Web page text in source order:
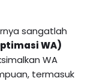
sangatlah
WA)
WA
termasuk